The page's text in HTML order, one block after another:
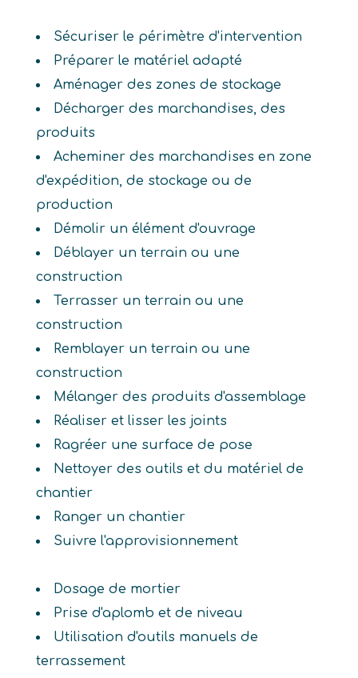
Sécuriser le périmètre d'intervention
Préparer le matériel adapté
Aménager des zones de stockage
Décharger des marchandises, des
produits
Acheminer des marchandises en zone
d'expédition, de stockage ou de
production
Démolir un élément d'ouvrage
Déblayer un terrain ou une
construction
Terrasser un terrain ou une
construction
Remblayer un terrain ou une
construction
Mélanger des produits d'assemblage
Réaliser et lisser les joints
Ragréer une surface de pose
Nettoyer des outils et du matériel de
chantier
Ranger un chantier
Suivre l'approvisionnement
Dosage de mortier
Prise d'aplomb et de niveau
Utilisation d'outils manuels de
terrassement